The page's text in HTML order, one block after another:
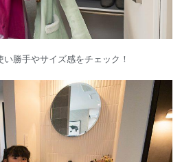
勝手やサイズ感をチェック！